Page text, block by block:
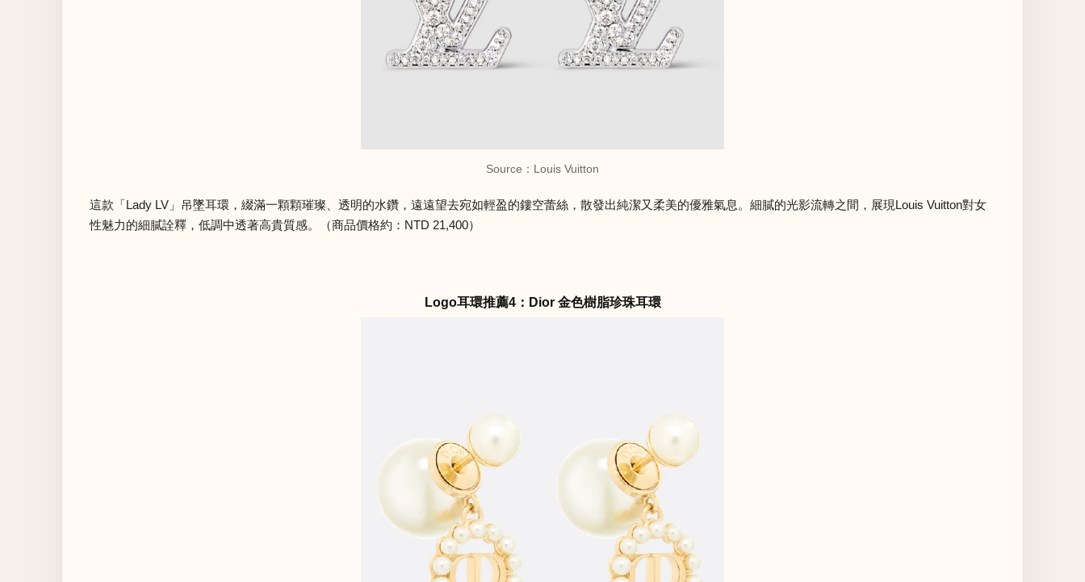
Source： Louis Vuitton
這款「Lady LV」吊墜耳環，綴滿一顆顆璀璨、透明的水鑽，遠遠望去宛如輕盈的鏤空蕾絲，散發出純潔又柔美的優雅氣息。細膩的光影流轉之間，展現Louis Vuitton對女
性魅力的細膩詮釋，低調中透著高貴質感。（商品價格約：NTD 21,400）
Logo耳環推薦4：Dior 金色樹脂珍珠耳環